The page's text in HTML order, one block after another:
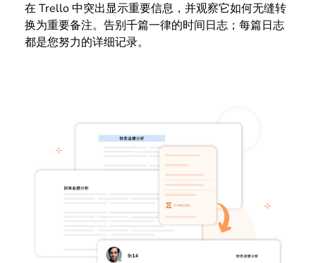
在 Trello 中突出显示重要信息，并观察它如何无缝转
换为重要备注。告别千篇一律的时间日志；每篇日志
都是您努力的详细记录。